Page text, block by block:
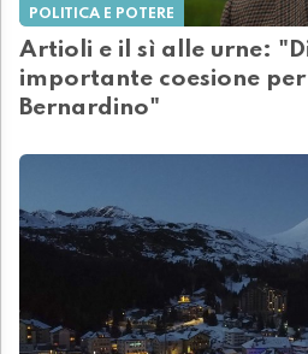
POLITICA E POTERE
Artioli e il sì alle urne:
importante coesione
Bernardino"